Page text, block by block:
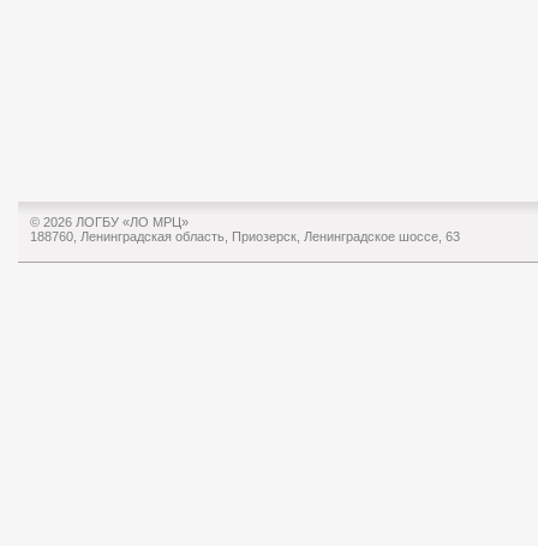
© 2026 ЛОГБУ «ЛО МРЦ»
188760, Ленинградская область, Приозерск, Ленинградское шоссе, 63